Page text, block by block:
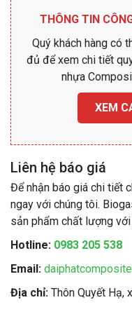
THÔNG TIN
Quý khách hàng có
đủ để xem chi tiết
nhựa
XEM
Liên hệ báo giá
Để nhận báo giá chi tiết
ngay với chúng tôi.
sản phẩm chất lượng
Hotline: 0983 205 538
Email:
Địa chỉ: Thôn Quyết Hạ,